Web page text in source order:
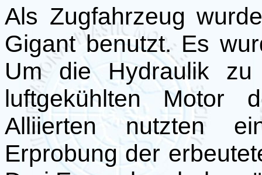
Als Zugfahrzeug
Gigant benutzt. Es
Um die Hydraulik
luftgekühlten Motor
Alliierten nutzten
Erprobung der